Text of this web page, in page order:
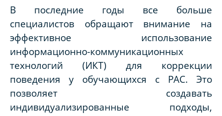
В последние годы все больше
специалистов обращают внимание на
эффективное использование
информационно-коммуникационных
технологий (ИКТ) для коррекции
поведения у обучающихся с РАС. Это
позволяет создавать
индивидуализированные подходы,